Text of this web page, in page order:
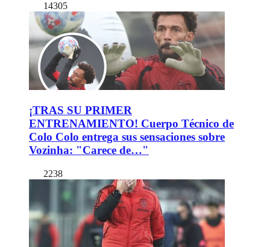
14305
¡TRAS SU PRIMER
ENTRENAMIENTO! Cuerpo Técnico de
Colo Colo entrega sus sensaciones sobre
Vozinha: "Carece de…"
2238